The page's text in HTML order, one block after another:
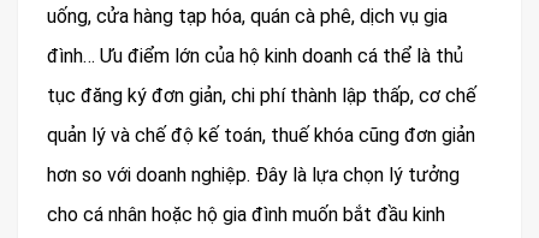
uống, cửa hàng tạp hóa, quán cà phê, dịch vụ gia
đình… Ưu điểm lớn của hộ kinh doanh cá thể là thủ
tục đăng ký đơn giản, chi phí thành lập thấp, cơ chế
quản lý và chế độ kế toán, thuế khóa cũng đơn giản
hơn so với doanh nghiệp. Đây là lựa chọn lý tưởng
cho cá nhân hoặc hộ gia đình muốn bắt đầu kinh